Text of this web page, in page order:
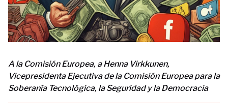
A la Comisión Europea, a Henna Virkkunen,
Vicepresidenta Ejecutiva de la Comisión Europea para la
Soberanía Tecnológica, la Seguridad y la Democracia